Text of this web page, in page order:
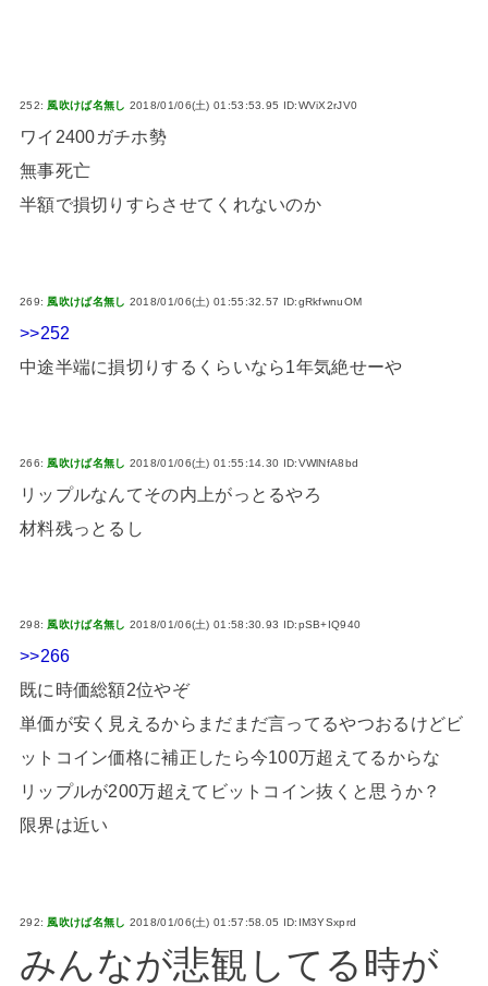
252:風吹けば名無し 2018/01/06(土) 01:53:53.95 ID:WViX2rJV0
ワイ2400ガチホ勢
無事死亡
半額で損切りすらさせてくれないのか
269: 風吹けば名無し 2018/01/06(土) 01:55:32.57 ID:gRkfwnuOM
>>252
中途半端に損切りするくらいなら1年気絶せーや
266: 風吹けば名無し 2018/01/06(土) 01:55:14.30 ID:VWlNfA8bd
リップルなんてその内上がっとるやろ
材料残っとるし
298:風吹けば名無し 2018/01/06(土) 01:58:30.93 ID:pSB+IQ940
>>266
既に時価総額2位やぞ
単価が安く見えるからまだまだ言ってるやつおるけどビ
ットコイン価格に補正したら今100万超えてるからな
リップルが200万超えてビットコイン抜くと思うか？
限界は近い
292: 風吹けば名無し 2018/01/06(土) 01:57:58.05 ID:IM3YSxprd
みんなが悲観してる時が